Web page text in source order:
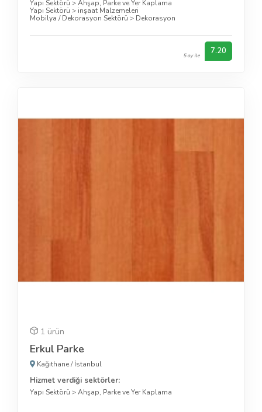
Yapı Sektörü >Ahşap, Parke ve Yer Kaplama
Yapı Sektörü > inşaat Malzemeleri
Mobilya / Dekorasyon Sektörü > Dekorasyon
5 oy ile 7.20
1 ürün
Erkul Parke
Kağıthane/İstanbul
Hizmet verdiği sektörler:
Yapı Sektörü >Ahşap, Parke ve Yer Kaplama